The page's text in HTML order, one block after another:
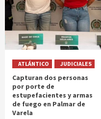
ATLÁNTICO JUDICIALES
Capturan dos personas
por porte de
estupefacientes y armas
de fuego en Palmar de
Varela